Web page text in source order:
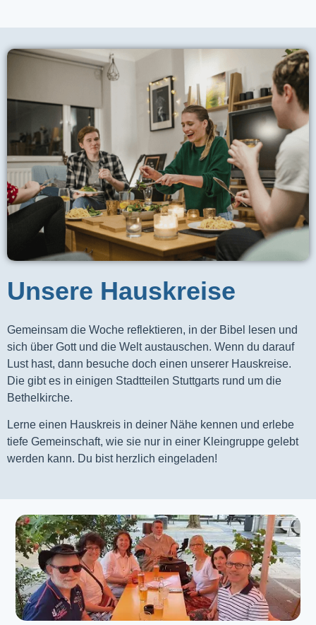
Unsere Hauskreise
Gemeinsam die Woche reflektieren, in der Bibel lesen und
sich über Gott und die Welt austauschen. Wenn du darauf
Lust hast, dann besuche doch einen unserer Hauskreise.
Die gibt es in einigen Stadtteilen Stuttgarts rund um die
Bethelkirche.
Lerne einen Hauskreis in deiner Nähe kennen und erlebe
tiefe Gemeinschaft, wie sie nur in einer Kleingruppe gelebt
werden kann. Du bist herzlich eingeladen!